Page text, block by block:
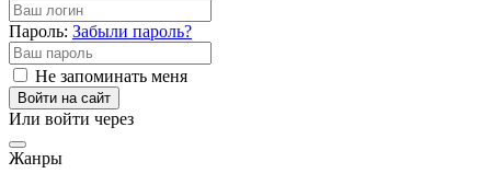
Пароль: Забыли пароль?
Не запоминать меня
Войти на сайт
Или войти через
Жанры